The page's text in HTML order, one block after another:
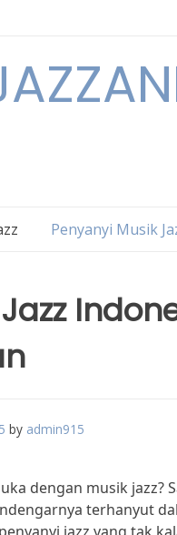
Penyanyi Musik
by admin915
dengan musik
terhanyut